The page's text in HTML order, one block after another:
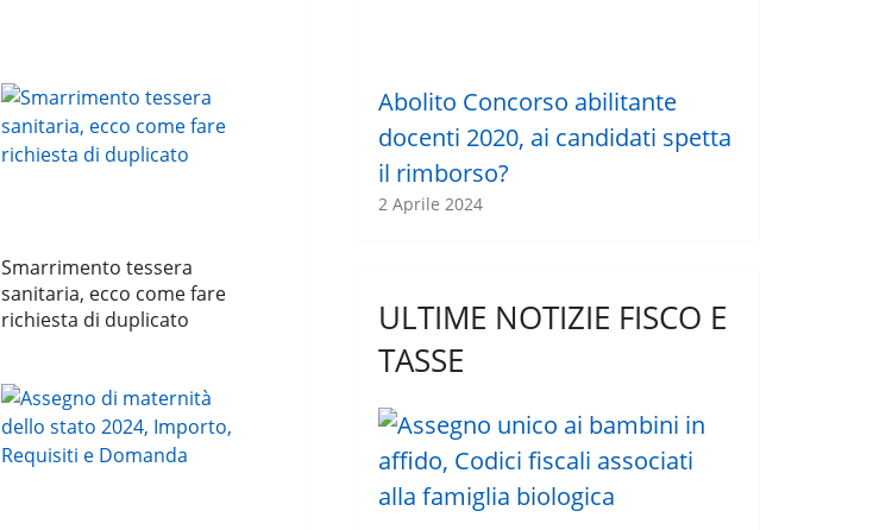
Smarrimento tessera
sanitaria, ecco come fare
richiesta di duplicato
Abolito Concorso abilitante
docenti 2020, ai candidati spetta
il rimborso?
2 Aprile 2024
ULTIME NOTIZIE FISCO E
TASSE